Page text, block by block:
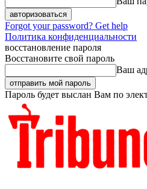
Forgot your password? Get help
Политика конфиденциальности
восстановление пароля
Восстановите свой пароль
Ваш
Пароль будет выслан Вам по